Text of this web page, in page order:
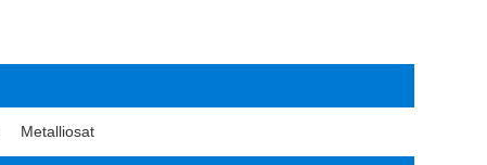
Metalliosat